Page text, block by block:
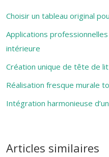
Choisir un tableau original
Applications
intérieure
Création unique de tête de
Réalisation fresque murale
Intégration harmonieuse
Articles similaires